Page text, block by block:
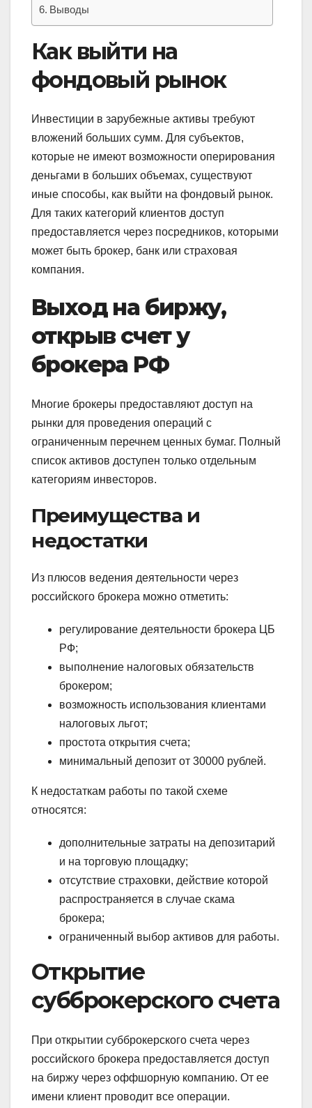
Выводы
Как выйти на
фондовый рынок
Инвестиции в зарубежные активы требуют
вложений больших сумм. Для субъектов,
которые не имеют возможности оперирования
деньгами в больших объемах, существуют
иные способы, как выйти на фондовый рынок.
Для таких категорий клиентов доступ
предоставляется через посредников, которыми
может быть брокер, банк или страховая
компания.
Выход на биржу,
открыв счет у
брокера РФ
Многие брокеры предоставляют доступ на
рынки для проведения операций с
ограниченным перечнем ценных бумаг. Полный
список активов доступен только отдельным
категориям инвесторов.
Преимущества и
недостатки
Из плюсов ведения деятельности через
российского брокера можно отметить:
регулирование деятельности брокера ЦБ
РФ;
выполнение налоговых обязательств
брокером;
возможность использования клиентами
налоговых льгот;
простота открытия счета;
минимальный депозит от 30000 рублей.
К недостаткам работы по такой схеме
относятся:
дополнительные затраты на депозитарий
и на торговую площадку;
отсутствие страховки, действие которой
распространяется в случае скама
брокера;
ограниченный выбор активов для работы.
Открытие
субброкерского счета
При открытии субброкерского счета через
российского брокера предоставляется доступ
на биржу через оффшорную компанию. От ее
имени клиент проводит все операции.